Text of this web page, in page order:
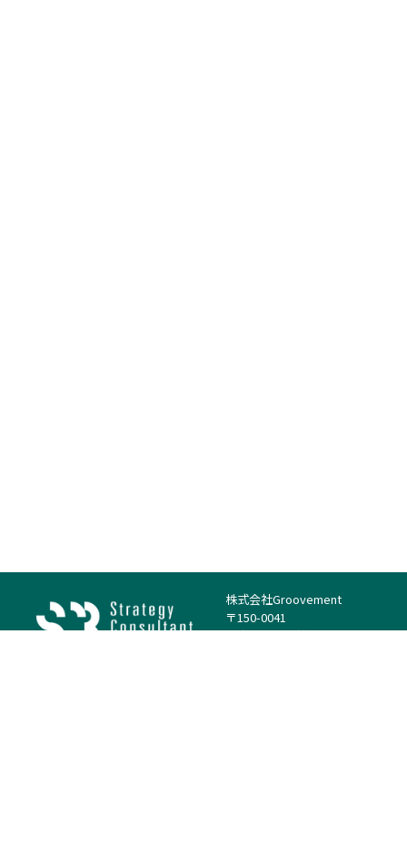
株式会社Groovement
〒150-0041
東京都渋谷区神南1丁目23−14